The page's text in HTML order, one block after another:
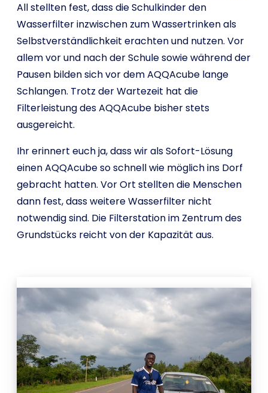
All stellten fest, dass die Schulkinder den
Wasserfilter inzwischen zum Wassertrinken als
Selbstverständlichkeit erachten und nutzen. Vor
allem vor und nach der Schule sowie während der
Pausen bilden sich vor dem AQQAcube lange
Schlangen. Trotz der Wartezeit hat die
Filterleistung des AQQAcube bisher stets
ausgereicht.
Ihr erinnert euch ja, dass wir als Sofort-Lösung
einen AQQAcube so schnell wie möglich ins Dorf
gebracht hatten. Vor Ort stellten die Menschen
dann fest, dass weitere Wasserfilter nicht
notwendig sind. Die Filterstation im Zentrum des
Grundstücks reicht von der Kapazität aus.